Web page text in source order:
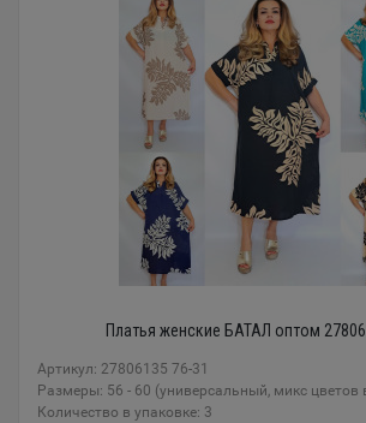
Платья женские БАТАЛ оптом
Артикул: 27806135 76-31
Размеры: 56 - 60 (универсальный, микс цветов
Количество в упаковке: 3